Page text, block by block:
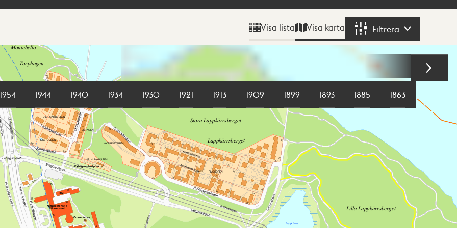
Visa lista Visa karta Filtrera
1954 1944 1940 1934 1930 1921 1913 1909 1899 1893 1885 1863